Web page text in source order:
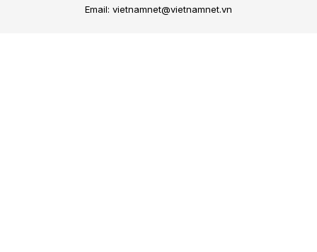
Email: vietnamnet@vietnamnet.vn